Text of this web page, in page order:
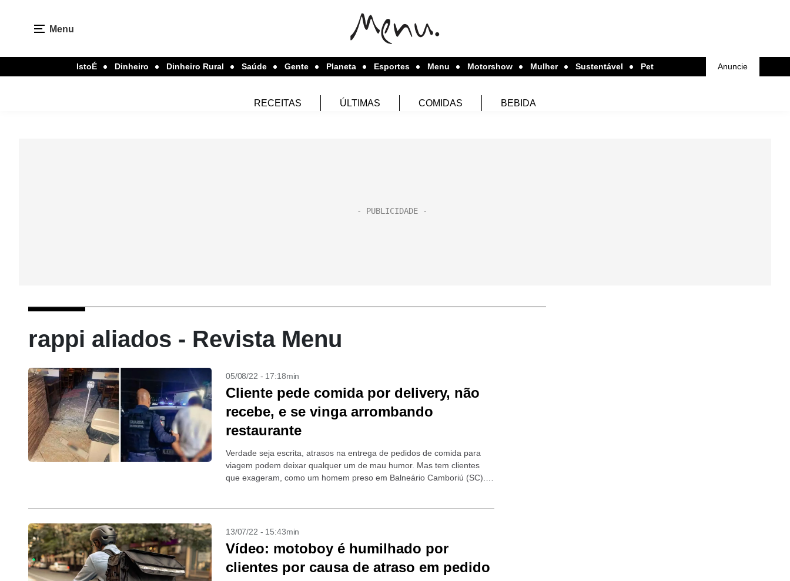
Menu
IstoÉ Dinheiro Dinheiro Rural Saúde Gente Planeta Esportes Menu Motorshow Mulher Sustentável Pet Anuncie
RECEITAS ÚLTIMAS COMIDAS BEBIDA
rappi aliados - Revista Menu
05/08/22 - 17:18min
Cliente pede comida por delivery, não
recebe, e se vinga arrombando
restaurante
Verdade seja escrita, atrasos na entrega de pedidos de comida para
viagem podem deixar qualquer um de mau humor. Mas tem clientes
que exageram, como um homem preso em Balneário Camboriú (SC).
13/07/22 - 15:43min
Vídeo: motoboy é humilhado por
clientes por causa de atraso em pedido